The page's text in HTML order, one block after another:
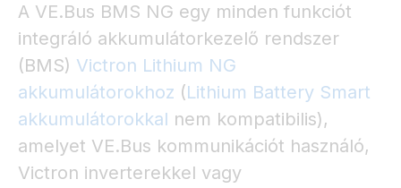
A VE.Bus BMS NG egy minden funkciót
integráló akkumulátorkezelő rendszer
(BMS) Victron Lithium NG
akkumulátorokhoz (Lithium Battery Smart
akkumulátorokkal nem kompatibilis),
amelyet VE.Bus kommunikációt használó,
Victron inverterekkel vagy